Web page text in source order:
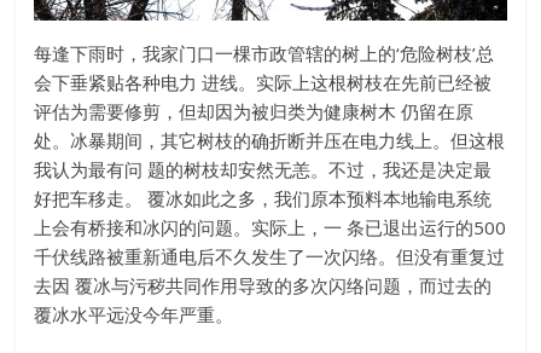
每逢下雨时，我家门口一棵市政管辖的树上的‘危险树枝’总
会下垂紧贴各种电力 进线。实际上这根树枝在先前已经被
评估为需要修剪，但却因为被归类为健康树木 仍留在原
处。冰暴期间，其它树枝的确折断并压在电力线上。但这根
我认为最有问 题的树枝却安然无恙。不过，我还是决定最
好把车移走。 覆冰如此之多，我们原本预料本地输电系统
上会有桥接和冰闪的问题。实际上，一 条已退出运行的500
千伏线路被重新通电后不久发生了一次闪络。但没有重复过
去因 覆冰与污秽共同作用导致的多次闪络问题，而过去的
覆冰水平远没今年严重。